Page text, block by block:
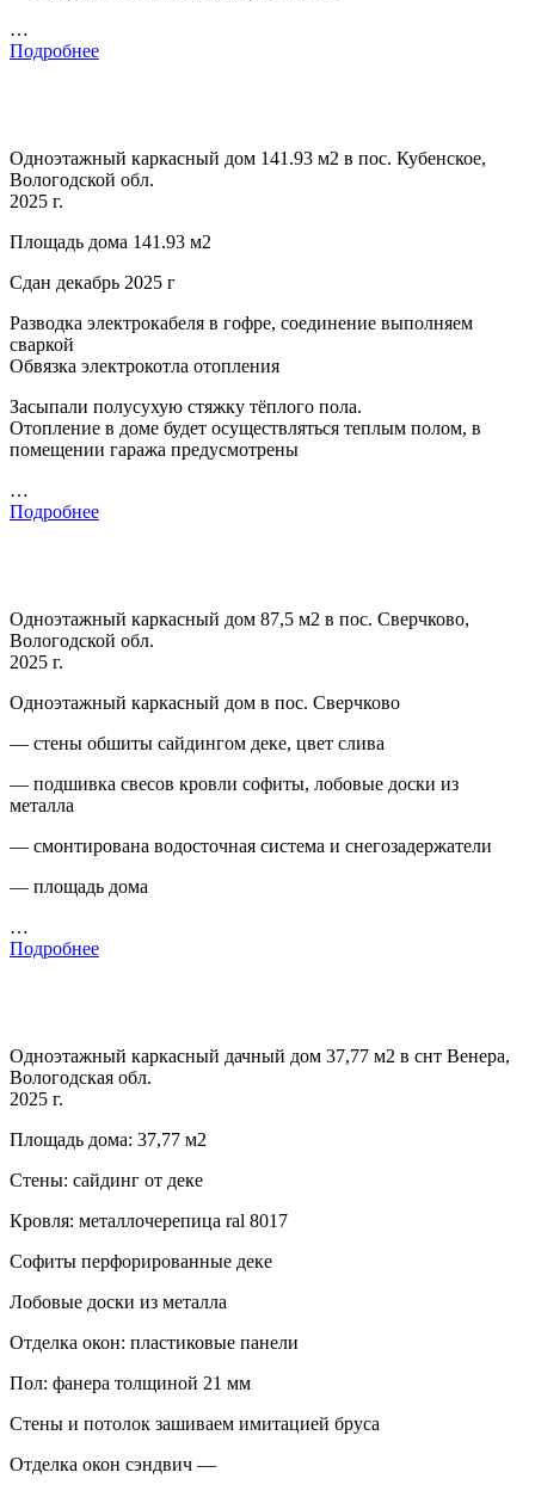
…
Подробнее
Одноэтажный каркасный дом 141.93 м2 в пос. Кубенское,
Вологодской обл.
2025 г.
Площадь дома 141.93 м2
Сдан декабрь 2025 г
Разводка электрокабеля в гофре, соединение выполняем
сваркой
Обвязка электрокотла отопления
Засыпали полусухую стяжку тёплого пола.
Отопление в доме будет осуществляться теплым полом, в
помещении гаража предусмотрены
…
Подробнее
Одноэтажный каркасный дом 87,5 м2 в пос. Сверчково,
Вологодской обл.
2025 г.
Одноэтажный каркасный дом в пос. Сверчково
— стены обшиты сайдингом деке, цвет слива
— подшивка свесов кровли софиты, лобовые доски из
металла
— смонтирована водосточная система и снегозадержатели
— площадь дома
…
Подробнее
Одноэтажный каркасный дачный дом 37,77 м2 в снт Венера,
Вологодская обл.
2025 г.
Площадь дома: 37,77 м2
Стены: сайдинг от деке
Кровля: металлочерепица ral 8017
Софиты перфорированные деке
Лобовые доски из металла
Отделка окон: пластиковые панели
Пол: фанера толщиной 21 мм
Стены и потолок зашиваем имитацией бруса
Отделка окон сэндвич —